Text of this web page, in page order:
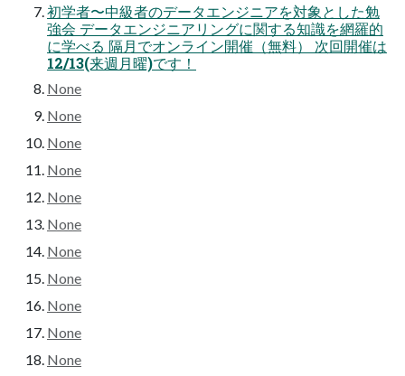
初学者〜中級者のデータエンジニアを対象とした勉
強会 データエンジニアリングに関する知識を網羅的
に学べる 隔月でオンライン開催（無料） 次回開催は
12/13(来週月曜)です！
None
None
None
None
None
None
None
None
None
None
None